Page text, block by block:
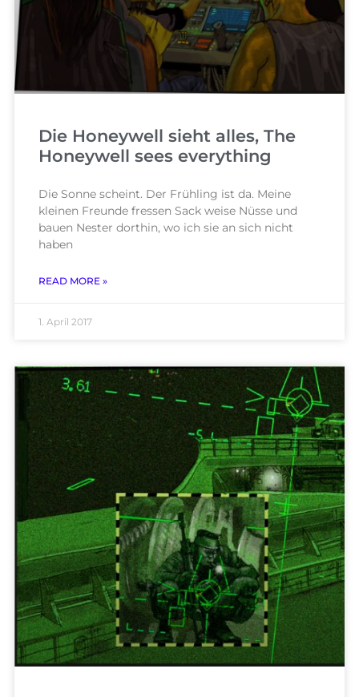
Die Honeywell sieht alles, The
Honeywell sees everything
Die Sonne scheint. Der Frühling ist da. Meine
kleinen Freunde fressen Sack weise Nüsse und
bauen Nester dorthin, wo ich sie an sich nicht
haben
READ MORE »
1. April 2017